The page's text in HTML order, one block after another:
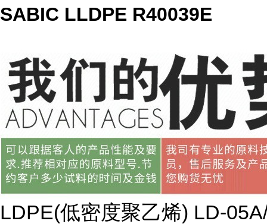
SABIC LLDPE R40039E
LDPE(低密度聚乙烯) LD-